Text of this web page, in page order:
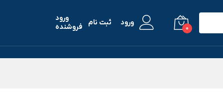
0
ورود ثبت نام
ورود
فروشنده